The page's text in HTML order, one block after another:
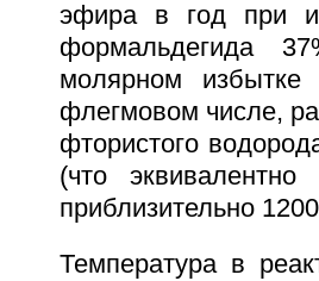
эфира в год при
формальдегида
молярном
флегмовом числе,
фтористого
(что
приблизительно
Температура в